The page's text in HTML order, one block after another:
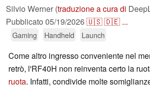
Silvio Werner (traduzione a cura di
Pubblicato 05/19/2026🇺🇸🇩🇪 ...
Gaming Handheld Launch
Come altro ingresso conveniente nel
retrò, l'RF40H non reinventa certo la
ruota. Infatti, condivide molte